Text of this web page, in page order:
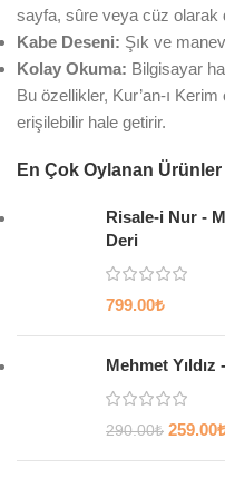
sayfa, sûre veya cüz olarak
Kabe Deseni: Şık ve
Kolay Okuma: Bilgisayar
Bu özellikler, Kur’an-ı
erişilebilir hale getirir.
En Çok Oylanan Ürünler
Risale-i Nur -
Deri
799.00₺
Mehmet Yıldız
290.00₺ 259.00